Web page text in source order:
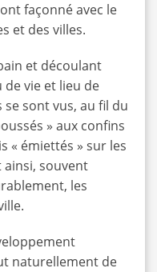
façonné avec le
et des villes.
et découlant
vie et lieu de
se sont vus, au fil du
» aux confins
« émiettés » sur les
souvent
les
naturellement de